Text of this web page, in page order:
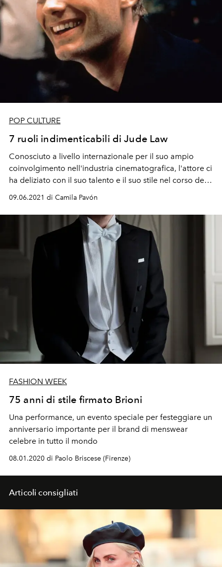
POP CULTURE
7 ruoli indimenticabili di Jude Law
Conosciuto a livello internazionale per il suo ampio
coinvolgimento nell'industria cinematografica, l'attore ci
ha deliziato con il suo talento e il suo stile nel corso degli
anni. A L'Officiel ripercorriamo la sua carriera con un
09.06.2021 di Camila Pavón
FASHION WEEK
75 anni di stile firmato Brioni
Una performance, un evento speciale per festeggiare un
anniversario importante per il brand di menswear
celebre in tutto il mondo
08.01.2020 di Paolo Briscese (Firenze)
Articoli consigliati